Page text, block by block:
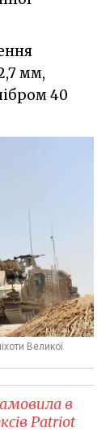
мм,
40
Великої
в
Patriot